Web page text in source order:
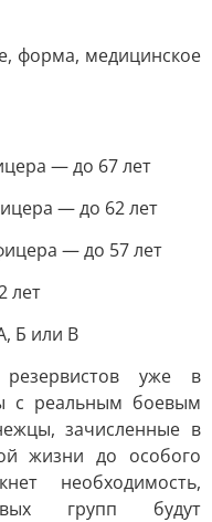
форма, медицинское
— до 67 лет
— до 62 лет
— до 57 лет
лет
Б или В
уже в
с реальным боевым
зачисленные в
жизни до особого
необходимость,
групп будут